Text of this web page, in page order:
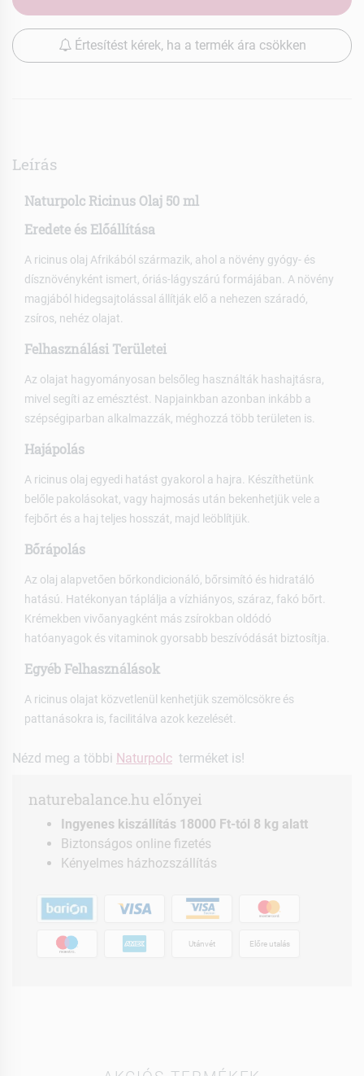
Értesítést kérek, ha a termék ára csökken
Leírás
Naturpolc Ricinus Olaj 50 ml
Eredete és Előállítása
A ricinus olaj Afrikából származik, ahol a növény gyógy- és
dísznövényként ismert, óriás-lágyszárú formájában. A növény
magjából hidegsajtolással állítják elő a nehezen száradó,
zsíros, nehéz olajat.
Felhasználási Területei
Az olajat hagyományosan belsőleg használták hashajtásra,
mivel segíti az emésztést. Napjainkban azonban inkább a
szépségiparban alkalmazzák, méghozzá több területen is.
Hajápolás
A ricinus olaj egyedi hatást gyakorol a hajra. Készíthetünk
belőle pakolásokat, vagy hajmosás után bekenhetjük vele a
fejbőrt és a haj teljes hosszát, majd leöblítjük.
Bőrápolás
Az olaj alapvetően bőrkondicionáló, bőrsimító és hidratáló
hatású. Hatékonyan táplálja a vízhiányos, száraz, fakó bőrt.
Krémekben vivőanyagként más zsírokban oldódó
hatóanyagok és vitaminok gyorsabb beszívódását biztosítja.
Egyéb Felhasználások
A ricinus olajat közvetlenül kenhetjük szemölcsökre és
pattanásokra is, facilitálva azok kezelését.
Nézd meg a többi Naturpolc terméket is!
naturebalance.hu előnyei
Ingyenes kiszállítás 18000 Ft-tól 8 kg alatt
Biztonságos online fizetés
Kényelmes házhozszállítás
Utánvét Előre utalás